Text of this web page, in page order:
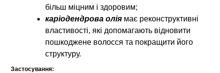
більш міцним і здоровим;
каріодендрова олія має реконструктивні
властивості, які допомагають відновити
пошкоджене волосся та покращити його
структуру.
Застосування: